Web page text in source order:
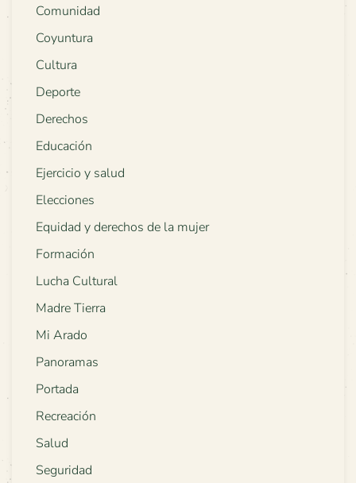
Comunidad
Coyuntura
Cultura
Deporte
Derechos
Educación
Ejercicio y salud
Elecciones
Equidad y derechos de la mujer
Formación
Lucha Cultural
Madre Tierra
Mi Arado
Panoramas
Portada
Recreación
Salud
Seguridad